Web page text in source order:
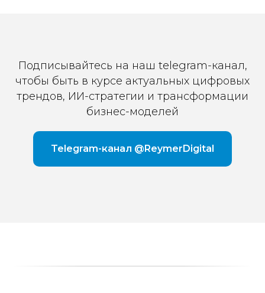
Подписывайтесь на наш telegram-канал,
чтобы быть в курсе актуальных цифровых
трендов, ИИ-стратегии и трансформации
бизнес-моделей
Telegram-канал @ReymerDigital